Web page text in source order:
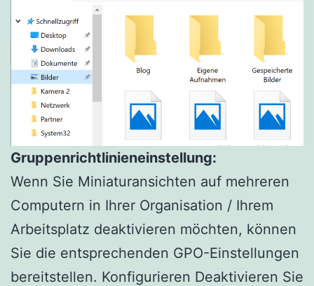
Gruppenrichtlinieneinstellung:
Wenn Sie Miniaturansichten auf mehreren
Computern in Ihrer Organisation / Ihrem
Arbeitsplatz deaktivieren möchten, können
Sie die entsprechenden GPO-Einstellungen
bereitstellen. Konfigurieren Deaktivieren Sie